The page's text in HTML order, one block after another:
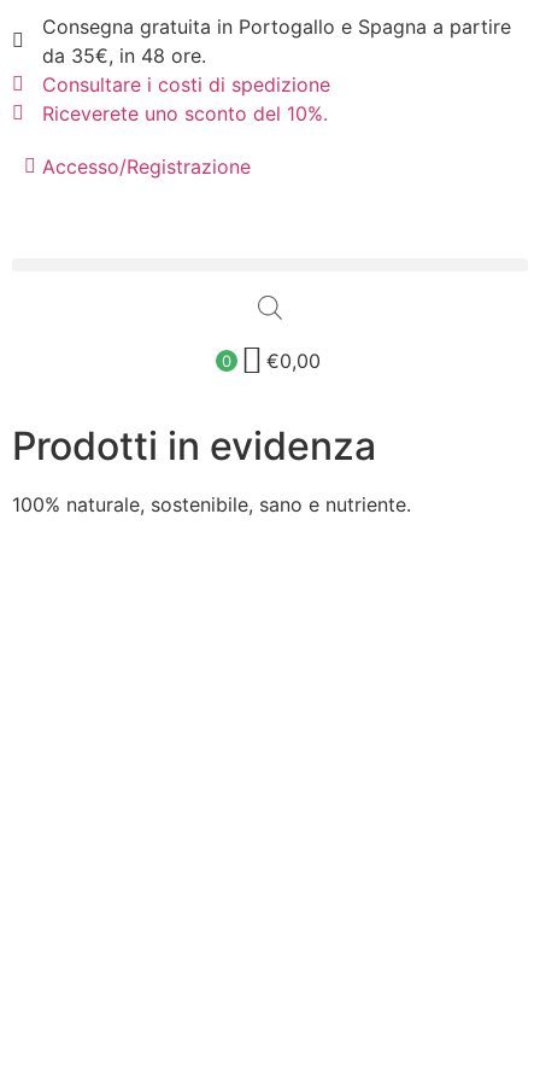
Consegna gratuita in Portogallo e Spagna a partire
da 35€, in 48 ore.
Consultare i costi di spedizione
Riceverete uno sconto del 10%.
Accesso/Registrazione
0 €0,00
Prodotti in evidenza
100% naturale, sostenibile, sano e nutriente.